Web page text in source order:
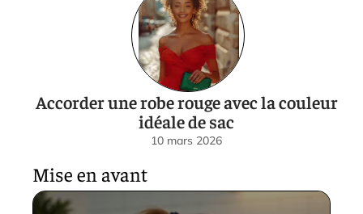
Accorder une robe rouge avec la couleur
idéale de sac
10 mars 2026
Mise en avant